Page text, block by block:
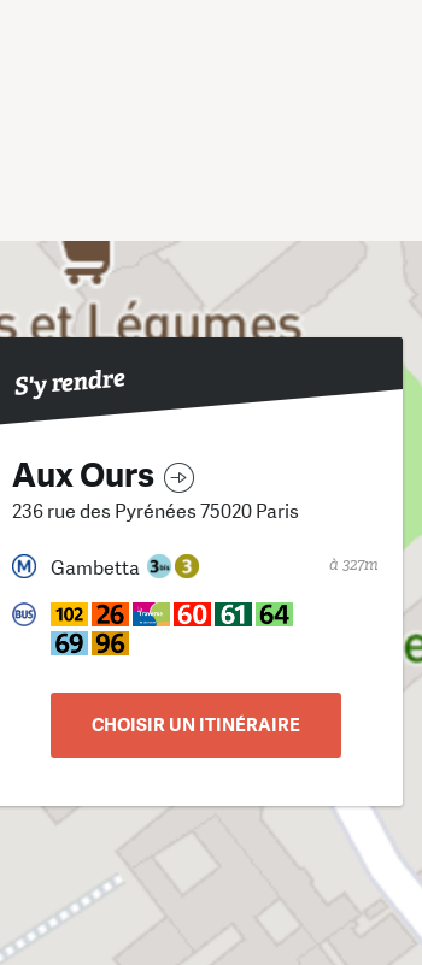
S'y rendre
Aux Ours
236 rue des Pyrénées 75020 Paris
Gambetta à 327m
CHOISIR UN ITINÉRAIRE